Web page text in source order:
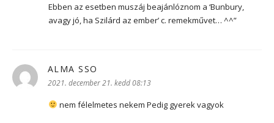
Ebben az esetben muszáj beajánlóznom a ‘Bunbury,
avagy jó, ha Szilárd az ember’ c. remekművet… ^^”
ALMA SSO
2021. december 21. kedd 08:13
nem félelmetes nekem Pedig gyerek vagyok